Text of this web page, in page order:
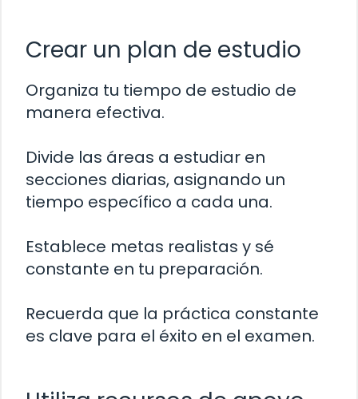
Crear un plan de estudio
Organiza tu tiempo de estudio de
manera efectiva.
Divide las áreas a estudiar en
secciones diarias, asignando un
tiempo específico a cada una.
Establece metas realistas y sé
constante en tu preparación.
Recuerda que la práctica constante
es clave para el éxito en el examen.